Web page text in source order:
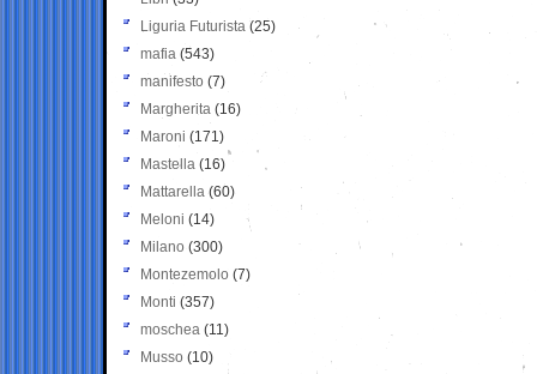
Liguria Futurista (25)
mafia (543)
manifesto (7)
Margherita (16)
Maroni (171)
Mastella (16)
Mattarella (60)
Meloni (14)
Milano (300)
Montezemolo (7)
Monti (357)
moschea (11)
Musso (10)